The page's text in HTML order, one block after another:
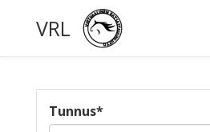
VRL
Tunnus*